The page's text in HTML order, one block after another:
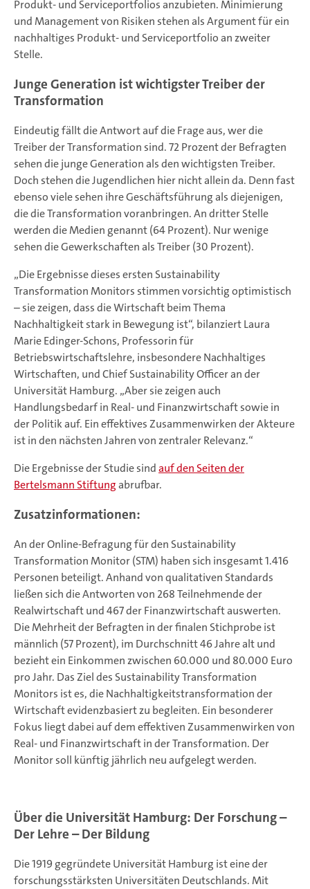
Produkt- und Serviceportfolios anzubieten. Minimierung
und Management von Risiken stehen als Argument für ein
nachhaltiges Produkt- und Serviceportfolio an zweiter
Stelle.
Junge Generation ist wichtigster Treiber der
Transformation
Eindeutig fällt die Antwort auf die Frage aus, wer die
Treiber der Transformation sind. 72 Prozent der Befragten
sehen die junge Generation als den wichtigsten Treiber.
Doch stehen die Jugendlichen hier nicht allein da. Denn fast
ebenso viele sehen ihre Geschäftsführung als diejenigen,
die die Transformation voranbringen. An dritter Stelle
werden die Medien genannt (64 Prozent). Nur wenige
sehen die Gewerkschaften als Treiber (30 Prozent).
„Die Ergebnisse dieses ersten Sustainability
Transformation Monitors stimmen vorsichtig optimistisch
– sie zeigen, dass die Wirtschaft beim Thema
Nachhaltigkeit stark in Bewegung ist“, bilanziert Laura
Marie Edinger-Schons, Professorin für
Betriebswirtschaftslehre, insbesondere Nachhaltiges
Wirtschaften, und Chief Sustainability Officer an der
Universität Hamburg. „Aber sie zeigen auch
Handlungsbedarf in Real- und Finanzwirtschaft sowie in
der Politik auf. Ein effektives Zusammenwirken der Akteure
ist in den nächsten Jahren von zentraler Relevanz.“
Die Ergebnisse der Studie sindauf den Seiten der
Bertelsmann Stiftungabrufbar.
Zusatzinformationen:
An der Online-Befragung für den Sustainability
Transformation Monitor (STM) haben sich insgesamt 1.416
Personen beteiligt. Anhand von qualitativen Standards
ließen sich die Antworten von 268 Teilnehmende der
Realwirtschaft und 467 der Finanzwirtschaft auswerten.
Die Mehrheit der Befragten in der finalen Stichprobe ist
männlich (57 Prozent), im Durchschnitt 46 Jahre alt und
bezieht ein Einkommen zwischen 60.000 und 80.000 Euro
pro Jahr. Das Ziel des Sustainability Transformation
Monitors ist es, die Nachhaltigkeitstransformation der
Wirtschaft evidenzbasiert zu begleiten. Ein besonderer
Fokus liegt dabei auf dem effektiven Zusammenwirken von
Real- und Finanzwirtschaft in der Transformation. Der
Monitor soll künftig jährlich neu aufgelegt werden.
Über die Universität Hamburg: Der Forschung –
Der Lehre – Der Bildung
Die 1919 gegründete Universität Hamburg ist eine der
forschungsstärksten Universitäten Deutschlands. Mit